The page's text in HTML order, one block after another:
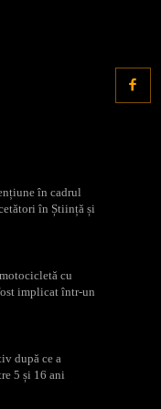
în cadrul
în Știință și
cu
implicat într-un
după ce a
5 și 16 ani